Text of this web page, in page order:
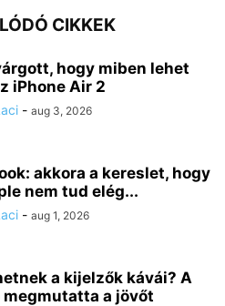
CIKKEK
hogy miben lehet
iPhone Air 2
- aug 3, 2026
akkora a kereslet, hogy
nem tud elég...
- aug 1, 2026
a kijelzők kávái? A
megmutatta a jövőt